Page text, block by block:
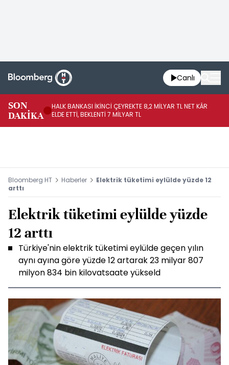
Canlı
SON
DAKİKA
HALK BANKASI İKİNCİ ÇEYREKTE 8,2 MİLYAR TL NET KÂR
ELDE ETTİ, BEKLENTİ 7 MİLYAR TL
Bloomberg HT Haberler
Elektrik tüketimi eylülde yüzde 12
arttı
Elektrik tüketimi eylülde yüzde
12 arttı
Türkiye'nin elektrik tüketimi eylülde geçen yılın
aynı ayına göre yüzde 12 artarak 23 milyar 807
milyon 834 bin kilovatsaate yükseld